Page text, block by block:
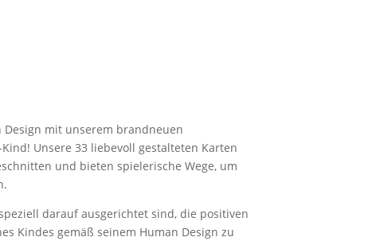
Design mit unserem brandneuen
Unsere 33 liebevoll gestalteten Karten
und bieten spielerische Wege, um
darauf ausgerichtet sind, die positiven
Kindes gemäß seinem Human Design zu